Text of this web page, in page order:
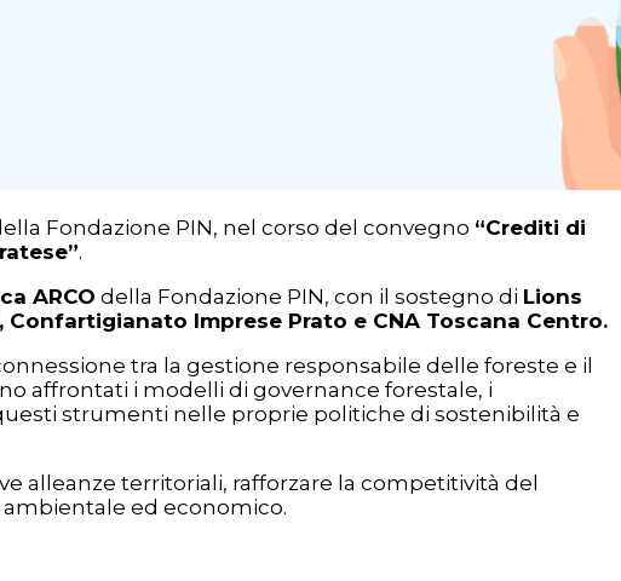
Fondazione PIN, nel corso del convegno “Crediti di
.
ARCO della Fondazione PIN, con il sostegno di Lions
, Confartigianato Imprese Prato e CNA Toscana Centro.
tra la gestione responsabile delle foreste e il
affrontati i modelli di governance forestale, i
strumenti nelle proprie politiche di sostenibilità e
alleanze territoriali, rafforzare la competitività del
ed economico.